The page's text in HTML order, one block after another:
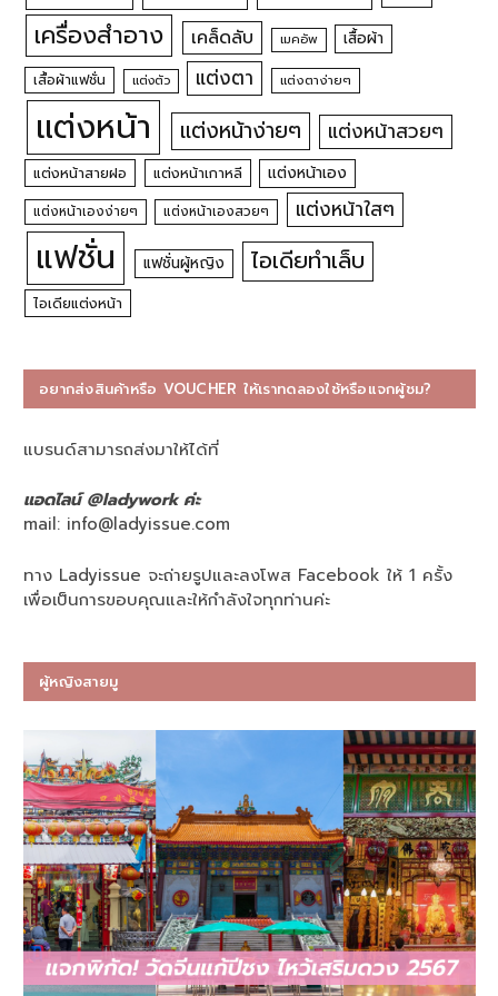
เครื่องสำอาง เคล็ดลับ เมคอัพ เสื้อผ้า
เสื้อผ้าแฟชั่น แต่งตัว แต่งตา แต่งตาง่ายๆ
แต่งหน้า แต่งหน้าง่ายๆ แต่งหน้าสวยๆ
แต่งหน้าสายฝอ แต่งหน้าเกาหลี แต่งหน้าเอง
แต่งหน้าเองง่ายๆ แต่งหน้าเองสวยๆ แต่งหน้าใสๆ
แฟชั่น แฟชั่นผู้หญิง ไอเดียทำเล็บ
ไอเดียแต่งหน้า
อยากส่งสินค้าหรือ VOUCHER ให้เราทดลองใช้หรือแจกผู้ชม?
แบรนด์สามารถส่งมาให้ได้ที่
แอดไลน์ @ladywork ค่ะ
mail: info@ladyissue.com
ทาง Ladyissue จะถ่ายรูปและลงโพส Facebook ให้ 1 ครั้ง
เพื่อเป็นการขอบคุณและให้กำลังใจทุกท่านค่ะ
ผู้หญิงสายมู